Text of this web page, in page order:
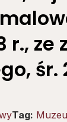
r.,
śr.
Tag: